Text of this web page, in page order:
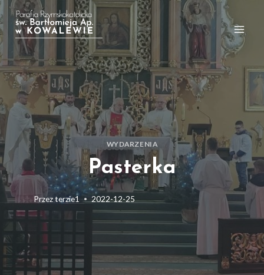
Przejdź
do
treści
WYDARZENIA
Pasterka
Przezterzie1 2022-12-25